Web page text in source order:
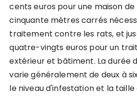
cents euros pour une maison
cinquante mètres carrés
traitement contre les rats, et
quatre-vingts euros pour un
extérieur et bâtiment. La durée
varie généralement de deux à
le niveau d'infestation et la taille